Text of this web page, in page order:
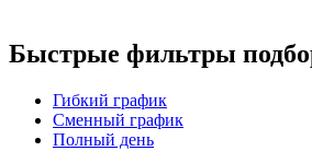
Быстрые фильтры
Гибкий график
Сменный график
Полный день